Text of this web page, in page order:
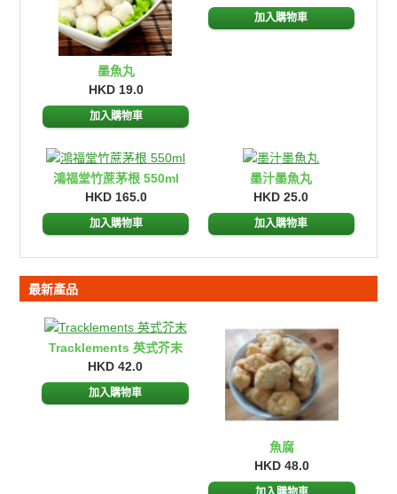
墨魚丸
HKD 19.0
加入購物車
加入購物車
鴻福堂竹蔗茅根 550ml
HKD 165.0
加入購物車
墨汁墨魚丸
HKD 25.0
加入購物車
最新產品
Tracklements 英式芥末
HKD 42.0
魚腐
HKD 48.0